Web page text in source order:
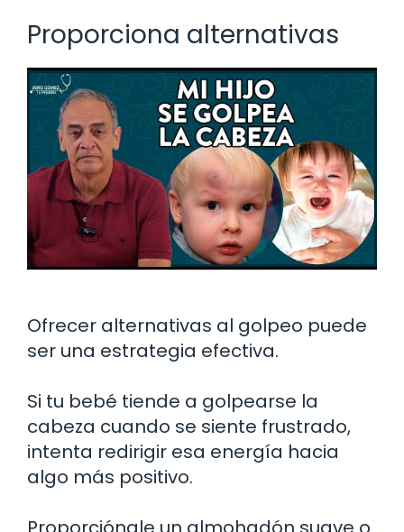
Proporciona alternativas
Ofrecer alternativas al golpeo puede
ser una estrategia efectiva.
Si tu bebé tiende a golpearse la
cabeza cuando se siente frustrado,
intenta redirigir esa energía hacia
algo más positivo.